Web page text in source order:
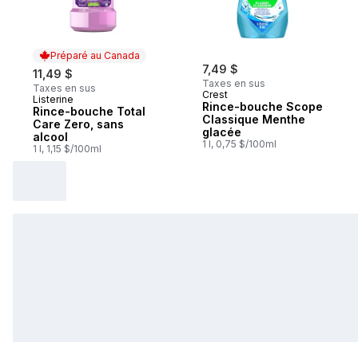
Préparé au Canada
11,49 $
Taxes en sus
Préparé au Canada
Listerine
Rince-bouche Total
Care Zero, sans
alcool
1 l, 1,15 $/100ml
7,49 $
Taxes en sus
Crest
Rince-bouche Scope
Classique Menthe
glacée
1 l, 0,75 $/100ml